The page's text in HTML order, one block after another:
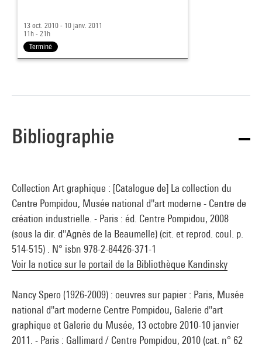
13 oct. 2010 - 10 janv. 2011
11h - 21h
Terminé
Bibliographie
Collection Art graphique : [Catalogue de] La collection du
Centre Pompidou, Musée national d''art moderne - Centre de
création industrielle. - Paris : éd. Centre Pompidou, 2008
(sous la dir. d''Agnès de la Beaumelle) (cit. et reprod. coul. p.
514-515) . N° isbn 978-2-84426-371-1
Voir la notice sur le portail de la Bibliothèque Kandinsky
Nancy Spero (1926-2009) : oeuvres sur papier : Paris, Musée
national d''art moderne Centre Pompidou, Galerie d''art
graphique et Galerie du Musée, 13 octobre 2010-10 janvier
2011. - Paris : Gallimard / Centre Pompidou, 2010 (cat. n° 62